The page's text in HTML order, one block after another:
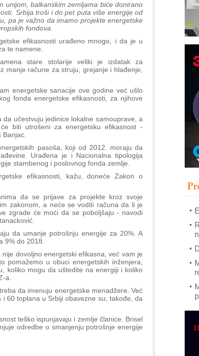
unijom, balkanskim zemljama biće donirano
Srbija troši i do pet puta više energije od
pa je važno da imamo projekte energetske
fondova.
efikasnosti urađeno mnogo, i da je u
te namene.
stare stolarije veliki je izdatak za
manje račune za struju, grejanje i hlađenje,
energetske sanacije ove godine već ušlo
fonda energetske efikasnosti, za njihove
učestvuju jedinice lokalne samouprave, a
biti utrošeni za energetsku efikasnost -
Banjac.
pasoša, koji od 2012. moraju da
Urađena je i Nacionalna tipologija
stambenog i poslovnog fonda zemlje.
efikasnosti, kažu, doneće Zakon o
da se prijave za projekte kroz svoje
zakonom, a neće se voditi računa da li je
zgrade će moći da se poboljšaju - navodi
da umanje potrošnju energije za 20%. A
9% do 2018.
dovoljno energetski efikasna, već vam je
pomažemo u obuci energetskih inženjera,
koliko mogu da uštedite na energiji i koliko
a.
da imenuju energetske menadžere. Već
60 toplana u Srbiji obavezne su, takođe, da
teško ispunjavaju i zemlje članice. Brisel
odredbe o smanjenju potrošnje energije